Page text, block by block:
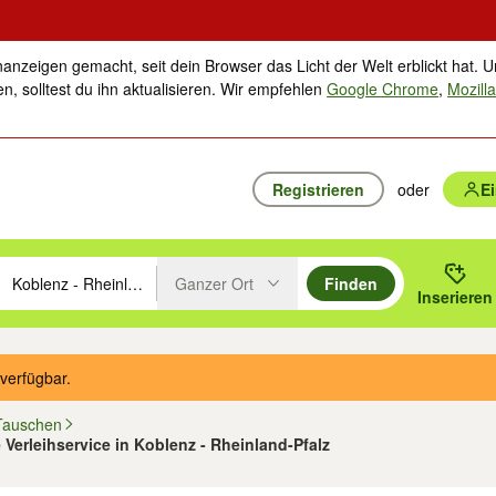
gemacht, seit dein Browser das Licht der Welt erblickt hat.
solltest du ihn aktualisieren. Wir empfehlenGoogle Chrome,
Registrieren oder
mit den Pfeiltasten nach oben/unten durchsuchen und mit
oder Ort eingeben. Eingabetaste drücken um zu suchen, oder
Ganzer Ort
Finden
Inserieren
in Koblenz - Rheinland-Pfalz